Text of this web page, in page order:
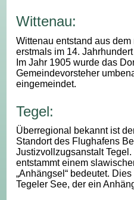
Wittenau:
Wittenau entstand aus
erstmals im 14.
Im Jahr 1905 wurde das
Gemeindevorsteher
eingemeindet.
Tegel:
Überregional bekannt ist
Standort des Flughafens
Justizvollzugsanstalt Tegel.
entstammt einem
„Anhängsel“ bedeutet.
Tegeler See, der ein